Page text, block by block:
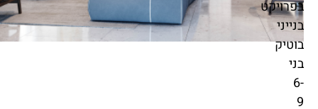
בפרויקט
בנייני
בוטיק
בני